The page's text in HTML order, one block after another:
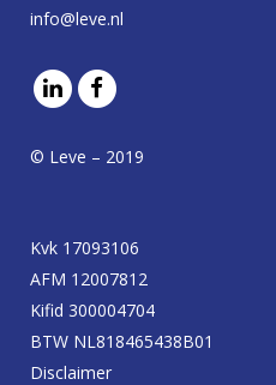
info@leve.nl
© Leve – 2019
Kvk 17093106
AFM 12007812
Kifid 300004704
BTW NL818465438B01
Disclaimer